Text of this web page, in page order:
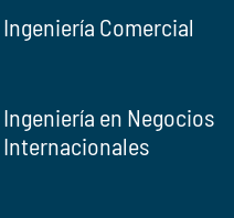
Ingeniería Comercial
Ingeniería en Negocios
Internacionales